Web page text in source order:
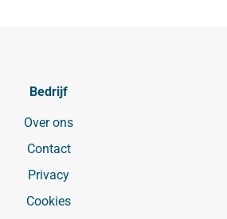
Bedrijf
Over ons
Contact
Privacy
Cookies